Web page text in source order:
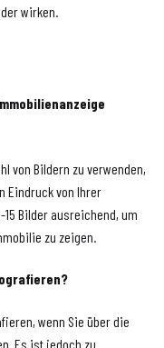
wirken.
von Bildern zu verwenden,
Eindruck von Ihrer
Bilder ausreichend, um
zu zeigen.
wenn Sie über die
Es ist jedoch zu